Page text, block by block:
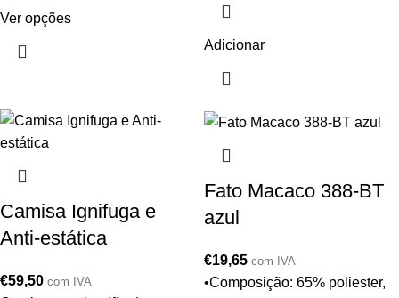
Ver opções
Adicionar
Camisa Ignifuga e
Anti-estática
€59,50 com IVA
Fato Macaco 388-BT
azul
€19,65 com IVA
•Composição: 65% poliester,